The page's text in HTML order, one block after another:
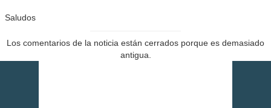
Saludos
Los comentarios de la noticia están cerrados porque es demasiado
antigua.